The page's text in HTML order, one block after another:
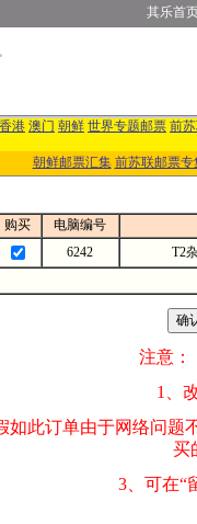
其乐首
香港 澳门 朝鲜 世界专题邮票 前
朝鲜邮票汇集 前苏联邮票专
购买
电脑编号
6242
T2
注意：
1、改变商品数量
假如此订单由
买的邮品的“
3、可在“
方式告之